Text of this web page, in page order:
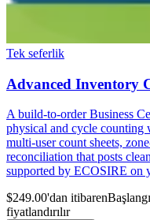
Tek seferlik
Advanced Inventory
A build-to-order Business
physical and cycle counting
multi-user count sheets,
reconciliation that posts
supported by ECOSIRE on
$249.00'dan itibaren
fiyatlandırılır